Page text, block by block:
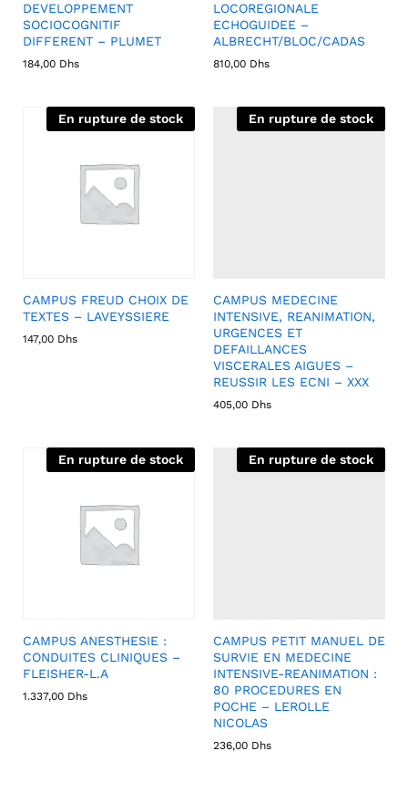
DEVELOPPEMENT
SOCIOCOGNITIF
DIFFERENT – PLUMET
184,00 Dhs
LOCOREGIONALE
ECHOGUIDEE –
ALBRECHT/BLOC/CADAS
810,00 Dhs
En rupture de stock
CAMPUS FREUD CHOIX DE
TEXTES – LAVEYSSIERE
147,00 Dhs
En rupture de stock
CAMPUS MEDECINE
INTENSIVE, REANIMATION,
URGENCES ET
DEFAILLANCES
VISCERALES AIGUES –
REUSSIR LES ECNI – XXX
405,00 Dhs
En rupture de stock
CAMPUS ANESTHESIE :
CONDUITES CLINIQUES –
FLEISHER-L.A
1.337,00 Dhs
En rupture de stock
CAMPUS PETIT MANUEL DE
SURVIE EN MEDECINE
INTENSIVE-REANIMATION :
80 PROCEDURES EN
POCHE – LEROLLE
NICOLAS
236,00 Dhs